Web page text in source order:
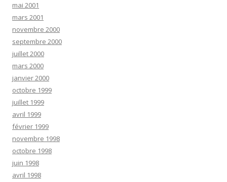
mai 2001
mars 2001
novembre 2000
septembre 2000
juillet 2000
mars 2000
janvier 2000
octobre 1999
juillet 1999
avril 1999
février 1999
novembre 1998
octobre 1998
juin 1998
avril 1998